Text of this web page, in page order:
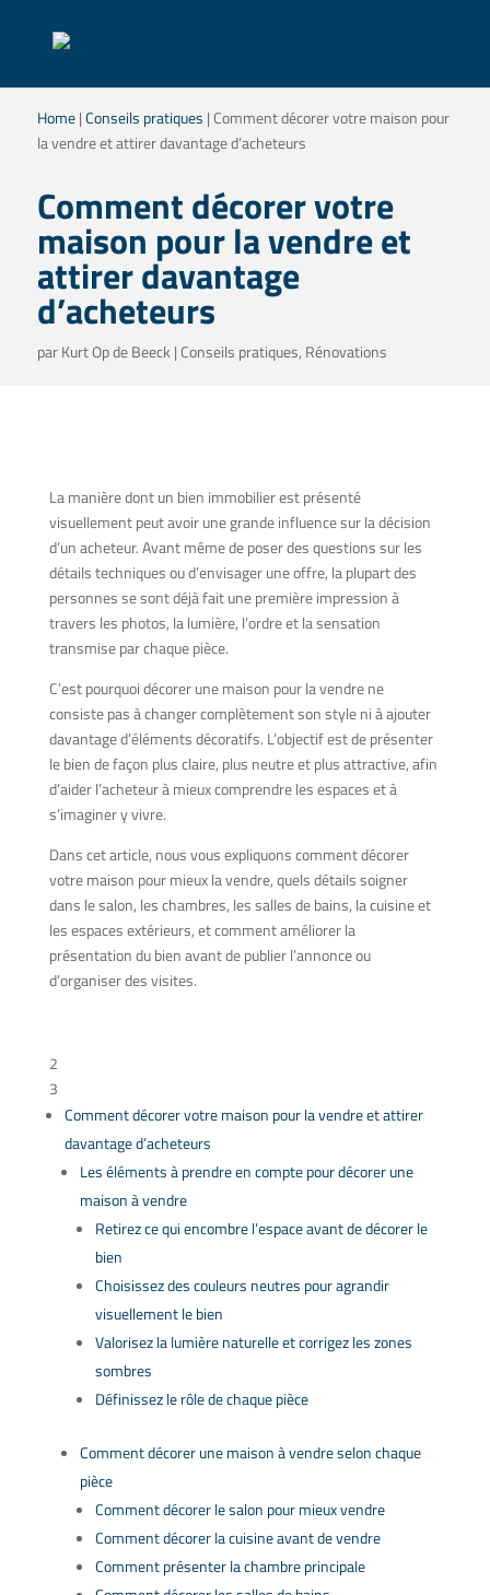
Home|Conseils pratiques | Comment décorer votre maison pour
la vendre et attirer davantage d’acheteurs
Comment décorer votre
maison pour la vendre et
attirer davantage
d’acheteurs
parKurt Op de Beeck | Conseils pratiques, Rénovations
La manière dont un bien immobilier est présenté
visuellement peut avoir une grande influence sur la décision
d’un acheteur. Avant même de poser des questions sur les
détails techniques ou d’envisager une offre, la plupart des
personnes se sont déjà fait une première impression à
travers les photos, la lumière, l’ordre et la sensation
transmise par chaque pièce.
C’est pourquoi décorer une maison pour la vendre ne
consiste pas à changer complètement son style ni à ajouter
davantage d’éléments décoratifs. L’objectif est de présenter
le bien de façon plus claire, plus neutre et plus attractive, afin
d’aider l’acheteur à mieux comprendre les espaces et à
s’imaginer y vivre.
Dans cet article, nous vous expliquons comment décorer
votre maison pour mieux la vendre, quels détails soigner
dans le salon, les chambres, les salles de bains, la cuisine et
les espaces extérieurs, et comment améliorer la
présentation du bien avant de publier l’annonce ou
d’organiser des visites.
2
3
Comment décorer votre maison pour la vendre et attirer
davantage d’acheteurs
Les éléments à prendre en compte pour décorer une
maison à vendre
Retirez ce qui encombre l’espace avant de décorer le
bien
Choisissez des couleurs neutres pour agrandir
visuellement le bien
Valorisez la lumière naturelle et corrigez les zones
sombres
Définissez le rôle de chaque pièce
Comment décorer une maison à vendre selon chaque
pièce
Comment décorer le salon pour mieux vendre
Comment décorer la cuisine avant de vendre
Comment présenter la chambre principale